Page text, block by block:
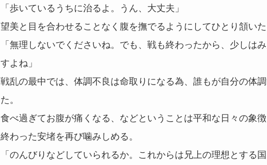
「歩いているうちに治るよ。うん、大丈夫」
望美と目を合わせることなく腹を撫でるようにしてひとり頷いた
「無理しないでくださいね。でも、戦も終わったから、少しは
すよね」
戦乱の最中では、体調不良は命取りになる為、誰もが自分の体
た。
食べ過ぎてお腹が痛くなる、などということは平和な日々の象
終わった安堵を再び噛みしめる。
「のんびりなどしていられるか。これからは兄上の理想とする